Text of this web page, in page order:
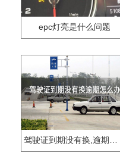
epc灯亮是什么问题